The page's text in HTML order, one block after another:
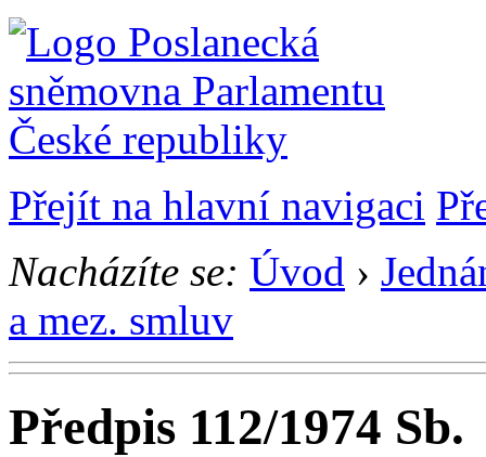
Přejít na hlavní navigaci
Nacházíte se: Úvod ›
a mez. smluv
Předpis 112/1974 Sb.